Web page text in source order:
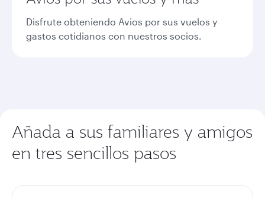
Disfrute obteniendo Avios por sus vuelos y
gastos cotidianos con nuestros socios.
Añada a sus familiares y amigos
en tres sencillos pasos